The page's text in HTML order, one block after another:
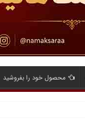
محصول خود را بفروشید